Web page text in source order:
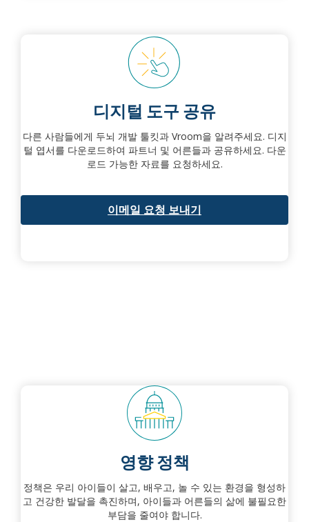
디지털 도구 공유
다른 사람들에게 두뇌 개발 툴킷과 Vroom을 알려주세요. 디지
털 엽서를 다운로드하여 파트너 및 어른들과 공유하세요. 다운
로드 가능한 자료를 요청하세요.
이메일 요청 보내기
영향 정책
정책은 우리 아이들이 살고, 배우고, 놀 수 있는 환경을 형성하
고 건강한 발달을 촉진하며, 아이들과 어른들의 삶에 불필요한
부담을 줄여야 합니다.